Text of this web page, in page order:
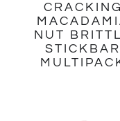
CRACKING
NUT
STICKBAR